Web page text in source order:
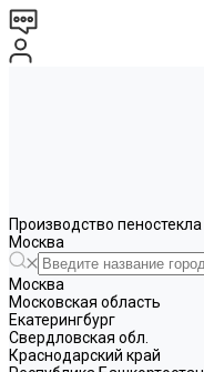
Производство пеностекла
Москва
Москва
Московская область
Екатерингбург
Свердловская обл.
Краснодарский край